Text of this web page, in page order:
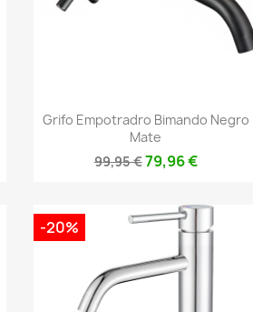
Vista rápida
Grifo Empotradro Bimando Negro
Mate
99,95 €79,96 €
-20%